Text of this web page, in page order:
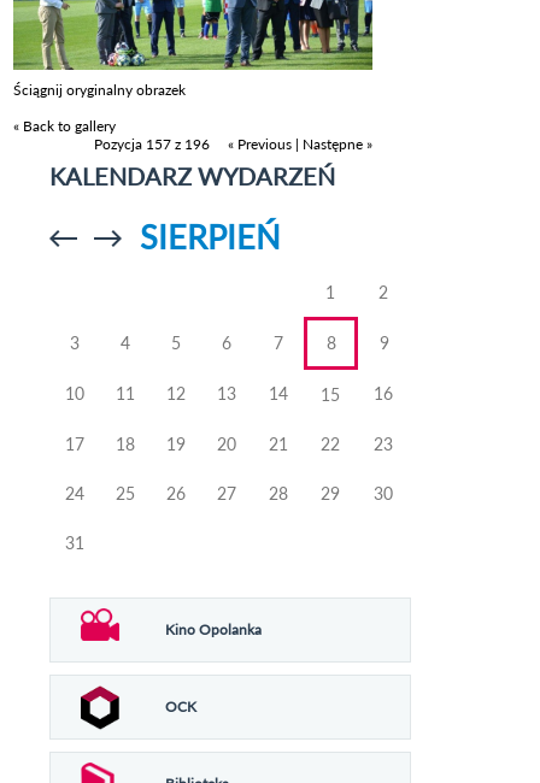
Ściągnij oryginalny obrazek
« Back to gallery
Pozycja 157 z 196
« Previous | Następne »
KALENDARZ WYDARZEŃ
Przejdź doPrzejdź do
SIERPIEŃ
1 2
3 4 5 6 7 8 9
10 11 12 13 14 15 16
17 18 19 20 21 22 23
24 25 26 27 28 29 30
31
Kino Opolanka
OCK